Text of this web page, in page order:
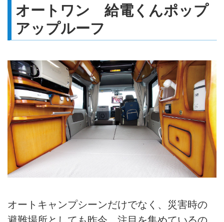
オートワン 給電くんポップ
アップルーフ
オートキャンプシーンだけでなく、災害時の